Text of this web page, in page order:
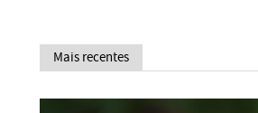
Mais recentes